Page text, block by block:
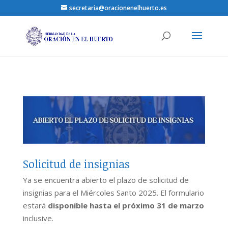
secretaria@oracionenelhuerto.es
Solicitud de insignias
Ya se encuentra abierto el plazo de solicitud de
insignias para el Miércoles Santo 2025. El formulario
estará disponible hasta el próximo 31 de marzo
inclusive.